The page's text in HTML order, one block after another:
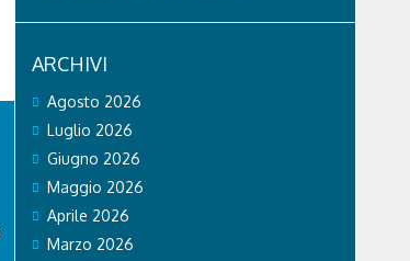
ARCHIVI
Agosto 2026
Luglio 2026
Giugno 2026
Maggio 2026
Aprile 2026
Marzo 2026